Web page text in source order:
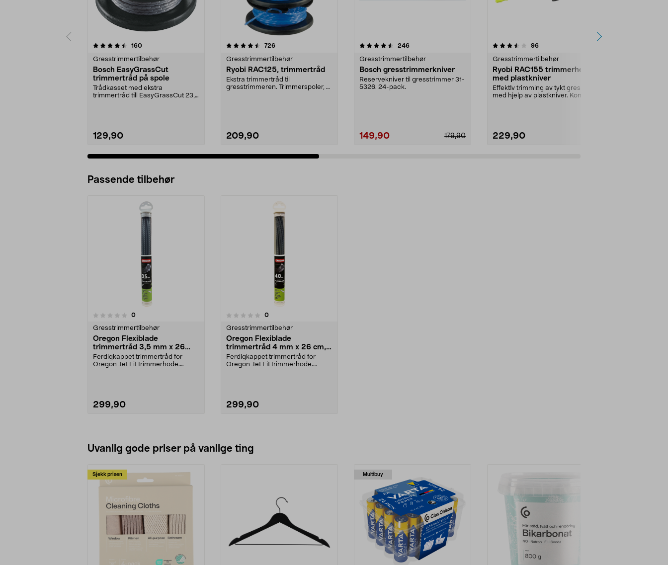
160anmeldelser
Gresstrimmertilbehør
Bosch EasyGrassCut
trimmertråd på spole
Trådkasset med ekstra
trimmertråd till EasyGrassCut 23,
129,90
4.5 av 5 stjerner 726anmeldelser
Gresstrimmertilbehør
Ryobi RAC125, trimmertråd
Ekstra trimmertråd til
gresstrimmeren. Trimmerspoler, 3
209,90
4.5 av 5 stjerner 246anmeldelser
Gresstrimmertilbehør
Bosch gresstrimmerkniver
Reservekniver til gresstrimmer 31-
5326. 24-pack.
149,90 179,90
3.5 av 5 stjerner 96anmeldelser
Gresstrimmertilbehør
Ryobi RAC155 trimmerhode
med plastkniver
Effektiv trimming av tykt gress
med hjelp av plastkniver. Komplett
229,90
4.0 av 5 stjerner
Passende tilbehør
0anmeldelser
Gresstrimmertilbehør
Oregon Flexiblade
trimmertråd 3,5 mm x 26
cm, 20-pakning
Ferdigkappet trimmertråd for
Oregon Jet Fit trimmerhode.
299,90
0.0 av 5 stjerner 0anmeldelser
Gresstrimmertilbehør
Oregon Flexiblade
trimmertråd 4 mm x 26 cm,
20-pakning
Ferdigkappet trimmertråd for
Oregon Jet Fit trimmerhode.
299,90
Uvanlig gode priser på vanlige ting
Sjekk prisen Multibuy